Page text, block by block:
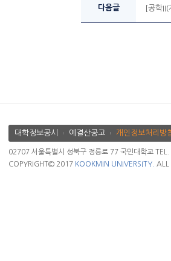
다음글 [공학
대학정보공시 예결산공고 개인정보처리방
02707 서울특별시 성북구 정릉로 77 국민대학교
COPYRIGHT© 2017 KOOKMIN UNIVERSITY. ALL